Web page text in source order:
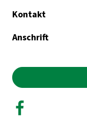
Kontakt
Anschrift